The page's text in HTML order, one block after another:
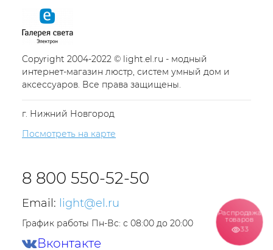
Copyright 2004-2022 © light.el.ru - модный
интернет-магазин люстр, систем умный дом и
аксессуаров. Все права защищены.
г. Нижний Новгород
Посмотреть на карте
8 800 550-52-50
Email: light@el.ru
График работы Пн-Вс: с 08:00 до 20:00
Вконтакте
Распродажа
товаров
33